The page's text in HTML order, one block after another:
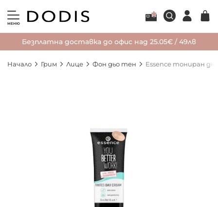
МЕНЮ
Безплатна доставка до офис над 25.05€ / 49лв
Начало Грим Лице Фон дьо тен Essence тониран